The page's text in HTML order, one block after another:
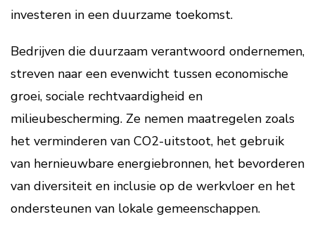
investeren in een duurzame toekomst.
Bedrijven die duurzaam verantwoord ondernemen,
streven naar een evenwicht tussen economische
groei, sociale rechtvaardigheid en
milieubescherming. Ze nemen maatregelen zoals
het verminderen van CO2-uitstoot, het gebruik
van hernieuwbare energiebronnen, het bevorderen
van diversiteit en inclusie op de werkvloer en het
ondersteunen van lokale gemeenschappen.